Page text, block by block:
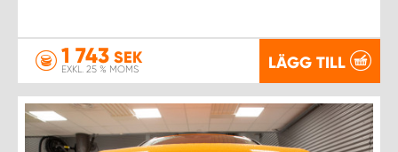
1 743 SEK
EXKL. 25 % MOMS LÄGG TILL